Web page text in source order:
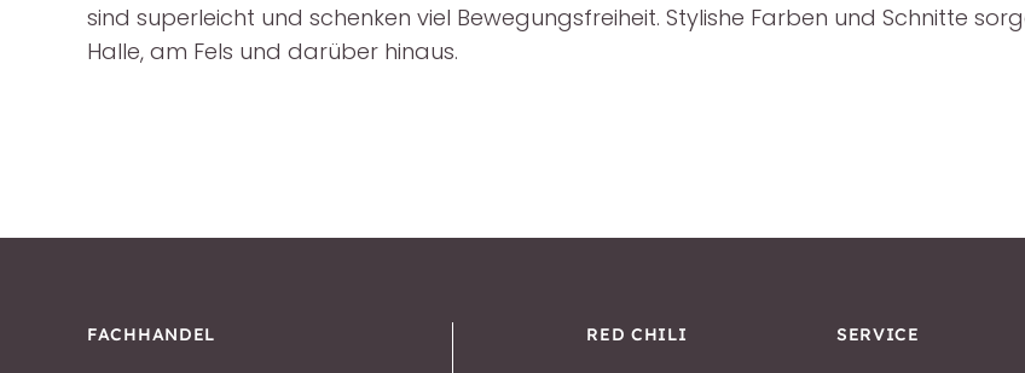
sind superleicht und schenken viel Bewegungsfreiheit. Stylishe Farben und Schnitte
Halle, am Fels und darüber hinaus.
FACHHANDEL RED CHILI SERVICE